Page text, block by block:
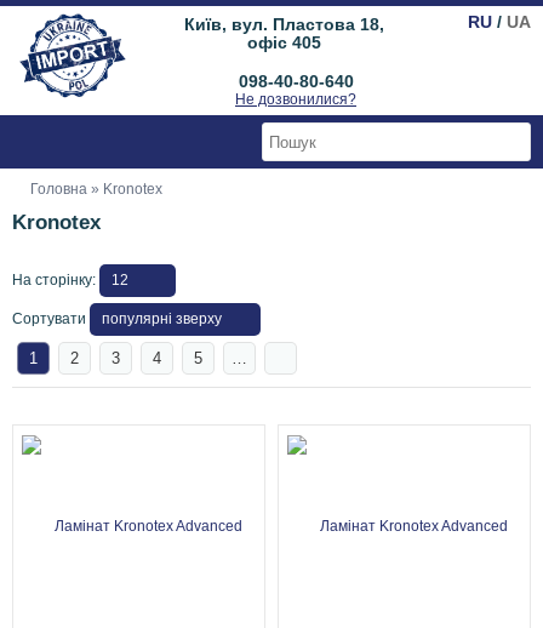
RU / UA
Київ, вул. Пластова 18,
офіс 405
098-40-80-640
Не дозвонилися?
Головна » Kronotex
Kronotex
На сторінку:
Сортувати
1 2 3 4 5 …